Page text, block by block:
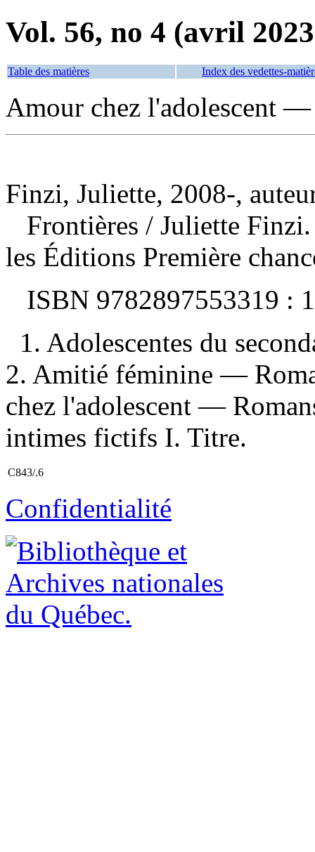
Vol. 56, no 4 (avril
Table des matières Index des vedettes-
Amour chez l'adolescent
Finzi, Juliette, 2008-,
Frontières / Juliette
les Éditions Première
ISBN 9782897553319 :
1. Adolescentes du
2. Amitié féminine —
chez l'adolescent —
intimes fictifs I. Titre.
C843/.6
Confidentialité